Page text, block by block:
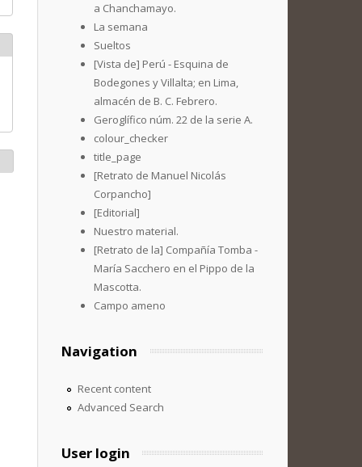
a Chanchamayo.
La semana
Sueltos
[Vista de] Perú - Esquina de
Bodegones y Villalta; en Lima,
almacén de B. C. Febrero.
Geroglífico núm. 22 de la serie A.
colour_checker
title_page
[Retrato de Manuel Nicolás
Corpancho]
[Editorial]
Nuestro material.
[Retrato de la] Compañía Tomba -
María Sacchero en el Pippo de la
Mascotta.
Campo ameno
Navigation
Recent content
Advanced Search
User login